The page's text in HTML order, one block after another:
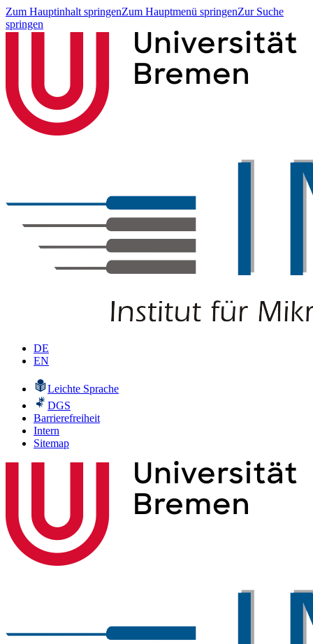
Zum Hauptinhalt springenZum Hauptmenü springenZur Suche
springen
DE
EN
Leichte Sprache
DGS
Barrierefreiheit
Intern
Sitemap